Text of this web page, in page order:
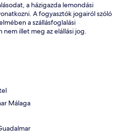
a házigazda lemondási
A fogyasztók jogairól szóló
a szállásfoglalási
nem illet meg az elállási jog.
Málaga